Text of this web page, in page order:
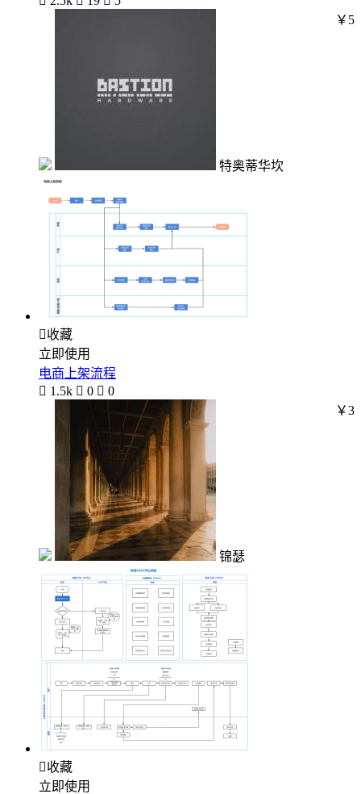
特奥蒂华坎
￥5
收藏
立即使用
电商上架流程
 1.5k  0  0
锦瑟
￥3
收藏
立即使用